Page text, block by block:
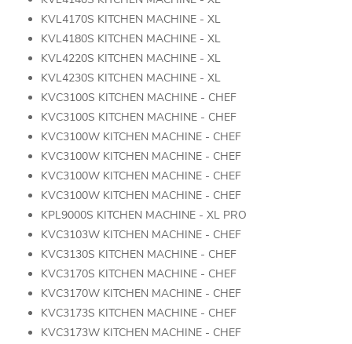
KVL4170S KITCHEN MACHINE - XL
KVL4180S KITCHEN MACHINE - XL
KVL4220S KITCHEN MACHINE - XL
KVL4230S KITCHEN MACHINE - XL
KVC3100S KITCHEN MACHINE - CHEF
KVC3100S KITCHEN MACHINE - CHEF
KVC3100W KITCHEN MACHINE - CHEF
KVC3100W KITCHEN MACHINE - CHEF
KVC3100W KITCHEN MACHINE - CHEF
KVC3100W KITCHEN MACHINE - CHEF
KPL9000S KITCHEN MACHINE - XL PRO
KVC3103W KITCHEN MACHINE - CHEF
KVC3130S KITCHEN MACHINE - CHEF
KVC3170S KITCHEN MACHINE - CHEF
KVC3170W KITCHEN MACHINE - CHEF
KVC3173S KITCHEN MACHINE - CHEF
KVC3173W KITCHEN MACHINE - CHEF